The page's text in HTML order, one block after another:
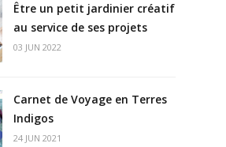
Être un petit jardinier créatif
au service de ses projets
03 JUN 2022
Carnet de Voyage en Terres
Indigos
24 JUN 2021